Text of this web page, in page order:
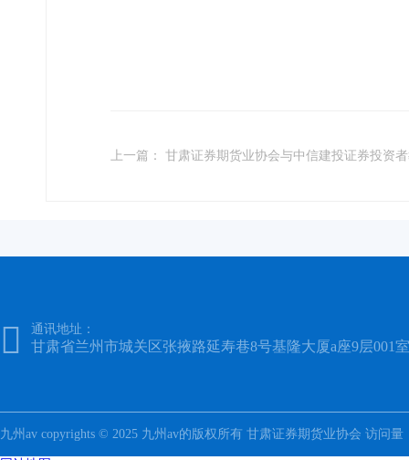
上一篇： 甘肃证券期货业协会与中信建投证券投资
 通讯地址：
甘肃省兰州市城关区张掖路延寿巷8号基隆大厦a座9层001室
九州av copyrights © 2025 九州av的版权所有 甘肃证券期货业协会 访问量